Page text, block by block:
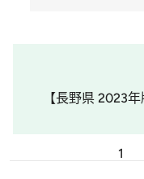
【長野県 2023
1